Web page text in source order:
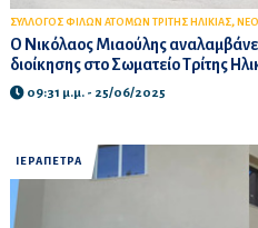
ΣΥΛΛΟΓΟΣ ΦΙΛΩΝ ΑΤΟΜΩΝ ΤΡΙΤΗΣ ΗΛΙΚΙΑΣ,
Ο Νικόλαος Μιαούλης
διοίκησης στο Σωματείο Τρίτης
09:31 μ.μ. - 25/06/2025
ΙΕΡΑΠΕΤΡΑ